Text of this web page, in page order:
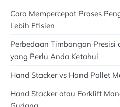
Cara Mempercepat Proses
Lebih Efisien
Perbedaan Timbangan
yang Perlu Anda Ketahui
Hand Stacker vs Hand Pallet
Hand Stacker atau Forklift